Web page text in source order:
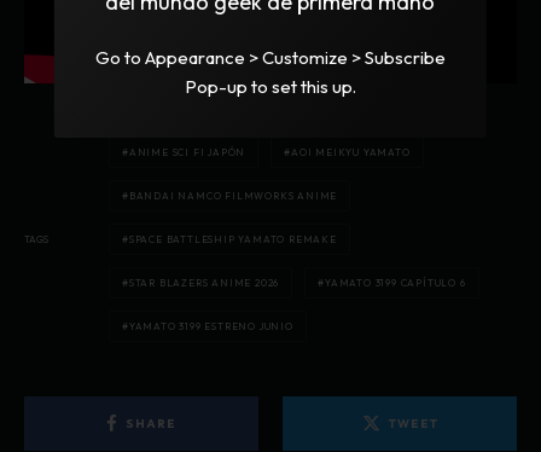
TAGS
ANIME SCI FI JAPÓN AOI MEIKYU YAMATO
BANDAI NAMCO FILMWORKS ANIME
SPACE BATTLESHIP YAMATO REMAKE
STAR BLAZERS ANIME 2026 YAMATO 3199 CAPÍTULO 6
YAMATO 3199 ESTRENO JUNIO
SHARE TWEET
Go to Appearance > Customize > Subscribe
Pop-up to set this up.